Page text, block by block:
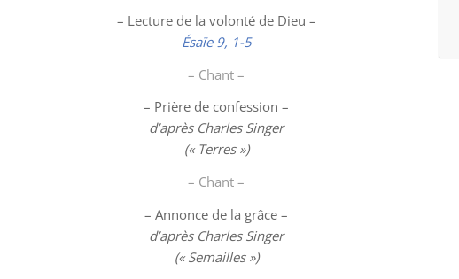
– Lecture de la volonté de Dieu –
Ésaïe 9, 1-5
– Chant –
– Prière de confession –
d’après Charles Singer
(« Terres »)
– Chant –
– Annonce de la grâce –
d’après Charles Singer
(« Semailles »)